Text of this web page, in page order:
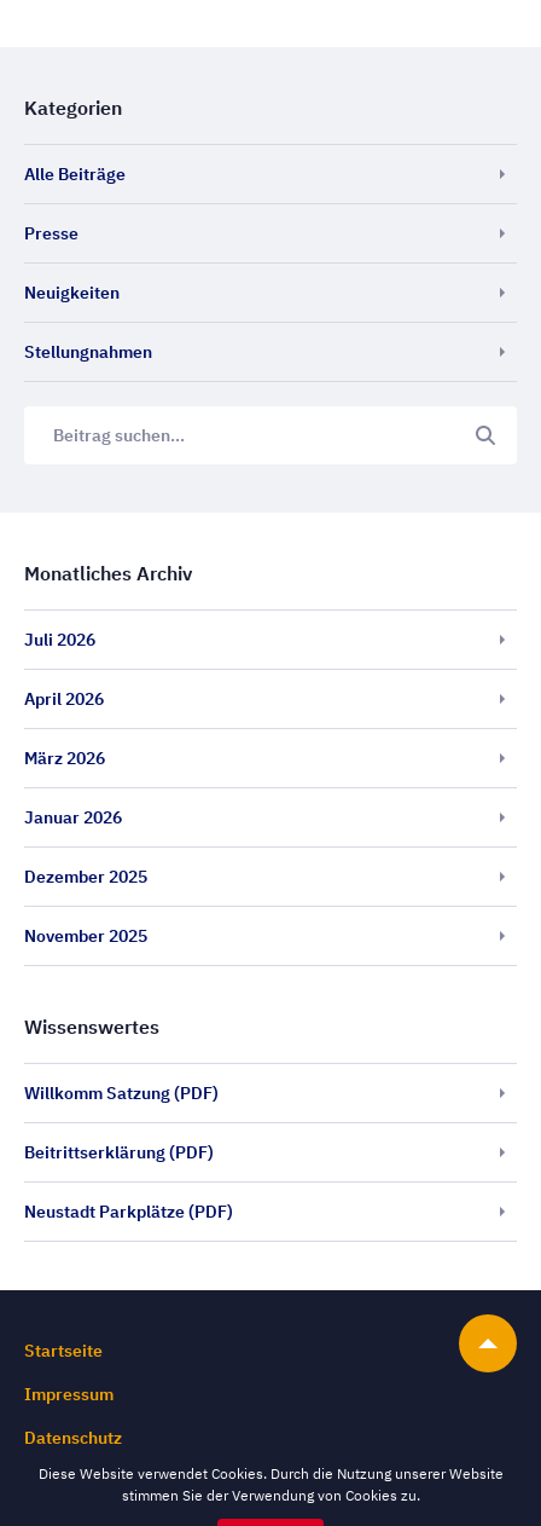
Kategorien
Alle Beiträge
Presse
Neuigkeiten
Stellungnahmen
Monatliches Archiv
Juli 2026
April 2026
März 2026
Januar 2026
Dezember 2025
November 2025
Wissenswertes
Willkomm Satzung (PDF)
Beitrittserklärung (PDF)
Neustadt Parkplätze (PDF)
Startseite
Impressum
Datenschutz
Diese Website verwendet Cookies. Durch die Nutzung unserer Website
stimmen Sie der Verwendung von Cookies zu.